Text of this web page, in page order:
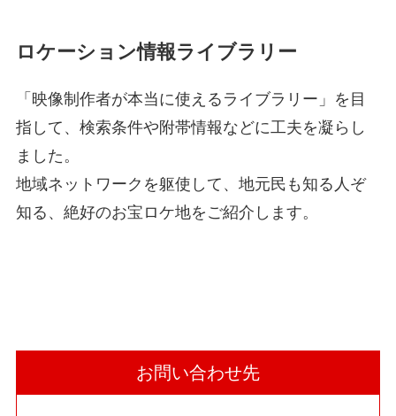
ロケーション情報ライブラリー
「映像制作者が本当に使えるライブラリー」を目
指して、検索条件や附帯情報などに工夫を凝らし
ました。
地域ネットワークを躯使して、地元民も知る人ぞ
知る、絶好のお宝ロケ地をご紹介します。
お問い合わせ先